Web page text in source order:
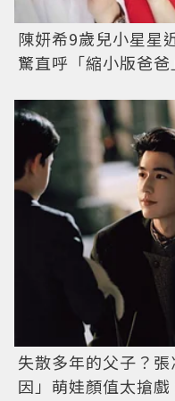
陳妍希9歲兒小星星
驚直呼「縮小版爸爸
失散多年的父子？
因」萌娃顏值太搶